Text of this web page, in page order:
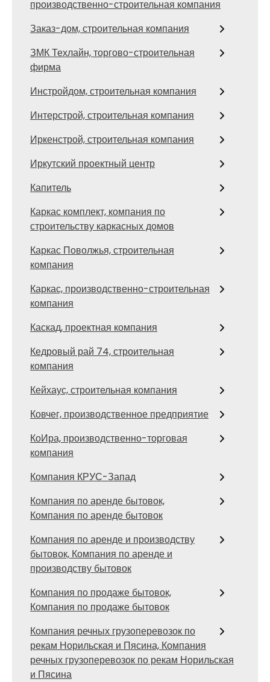
производственно-строительная компания
Заказ-дом, строительная компания
ЗМК Техлайн, торгово-строительная
фирма
Инстройдом, строительная компания
Интерстрой, строительная компания
Иркенстрой, строительная компания
Иркутский проектный центр
Капитель
Каркас комплект, компания по
строительству каркасных домов
Каркас Поволжья, строительная
компания
Каркас, производственно-строительная
компания
Каскад, проектная компания
Кедровый рай 74, строительная
компания
Кейхаус, строительная компания
Ковчег, производственное предприятие
КоИра, производственно-торговая
компания
Компания КРУС-Запад
Компания по аренде бытовок,
Компания по аренде бытовок
Компания по аренде и производству
бытовок, Компания по аренде и
производству бытовок
Компания по продаже бытовок,
Компания по продаже бытовок
Компания речных грузоперевозок по
рекам Норильская и Пясина, Компания
речных грузоперевозок по рекам Норильская
и Пясина